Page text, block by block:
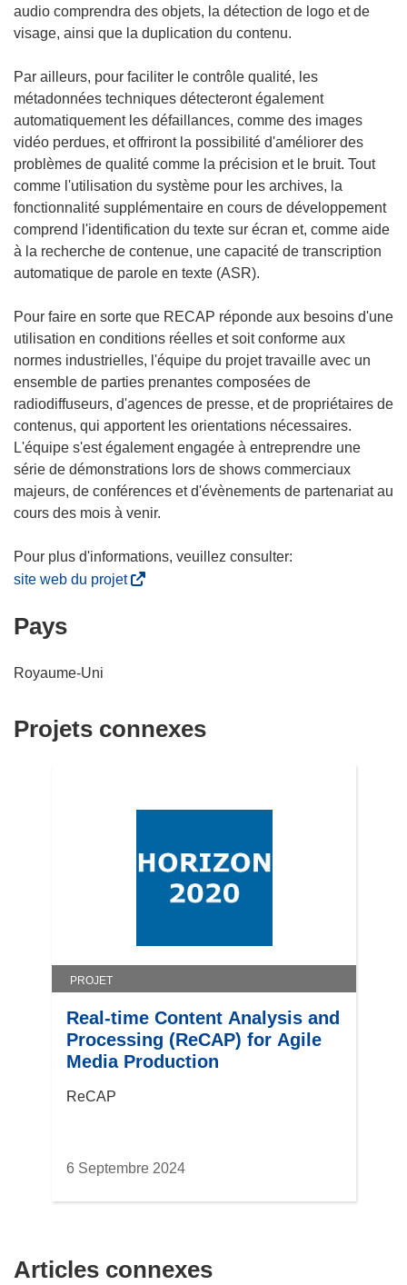
audio comprendra des objets, la détection de logo et de
visage, ainsi que la duplication du contenu.
Par ailleurs, pour faciliter le contrôle qualité, les
métadonnées techniques détecteront également
automatiquement les défaillances, comme des images
vidéo perdues, et offriront la possibilité d'améliorer des
problèmes de qualité comme la précision et le bruit. Tout
comme l'utilisation du système pour les archives, la
fonctionnalité supplémentaire en cours de développement
comprend l'identification du texte sur écran et, comme aide
à la recherche de contenue, une capacité de transcription
automatique de parole en texte (ASR).
Pour faire en sorte que RECAP réponde aux besoins d'une
utilisation en conditions réelles et soit conforme aux
normes industrielles, l'équipe du projet travaille avec un
ensemble de parties prenantes composées de
radiodiffuseurs, d'agences de presse, et de propriétaires de
contenus, qui apportent les orientations nécessaires.
L'équipe s'est également engagée à entreprendre une
série de démonstrations lors de shows commerciaux
majeurs, de conférences et d'évènements de partenariat au
cours des mois à venir.
site web du projet(
e
v
e
l
l
e
t
Pays
Royaume-Uni
Projets connexes
PROJET
Real-time Content Analysis and
Processing (ReCAP) for Agile
Media Production
ReCAP
6 Septembre 2024
Articles connexes